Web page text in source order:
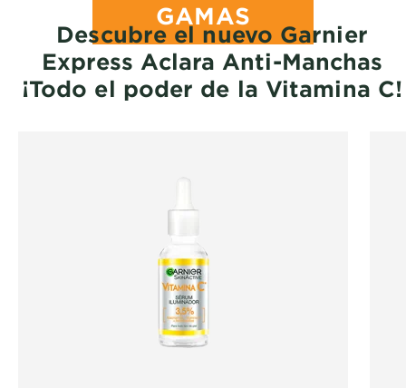
GAMAS
Descubre el nuevo Garnier
Express Aclara Anti-Manchas
¡Todo el poder de la Vitamina C!